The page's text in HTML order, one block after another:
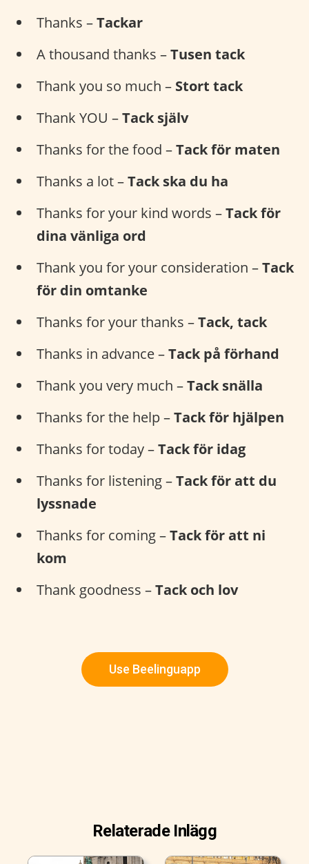
Thanks –Tackar
A thousand thanks –Tusen tack
Thank you so much – Stort tack
Thank YOU –Tack själv
Thanks for the food –Tack för maten
Thanks a lot –Tack ska du ha
Thanks for your kind words –Tack för
dina vänliga ord
Thank you for your consideration –Tack
för din omtanke
Thanks for your thanks –Tack, tack
Thanks in advance –Tack på förhand
Thank you very much –Tack snälla
Thanks for the help –Tack för hjälpen
Thanks for today –Tack för idag
Thanks for listening –Tack för att du
lyssnade
Thanks for coming –Tack för att ni
kom
Thank goodness –Tack och lov
Use Beelinguapp
Relaterade Inlägg